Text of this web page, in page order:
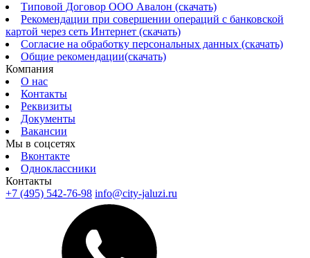
Типовой Договор ООО Авалон (скачать)
Рекомендации при совершении операций с банковской
картой через сеть Интернет (скачать)
Согласие на обработку персональных данных (скачать)
Общие рекомендации(скачать)
Компания
О нас
Контакты
Реквизиты
Документы
Вакансии
Мы в соцсетях
Вконтакте
Одноклассники
Контакты
+7 (495) 542-76-98 info@city-jaluzi.ru